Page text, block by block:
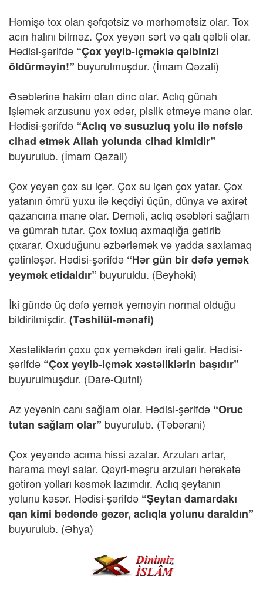
Həmişə tox olan şəfqətsiz və mərhəmətsiz olar. Tox
acın halını bilməz. Çox yeyən sərt və qatı qəlbli olar.
Hədisi-şərifdə “Çox yeyib-içməklə qəlbinizi
öldürməyin!” buyurulmuşdur. (İmam Qəzali)
Əsəblərinə hakim olan dinc olar. Aclıq günah
işləmək arzusunu yox edər, pislik etməyə mane olar.
Hədisi-şərifdə “Aclıq və susuzluq yolu ilə nəfslə
cihad etmək Allah yolunda cihad kimidir”
buyurulub. (İmam Qəzali)
Çox yeyən çox su içər. Çox su içən çox yatar. Çox
yatanın ömrü yuxu ilə keçdiyi üçün, dünya və axirət
qazancına mane olar. Deməli, aclıq əsəbləri sağlam
və gümrah tutar. Çox toxluq axmaqlığa gətirib
çıxarar. Oxuduğunu əzbərləmək və yadda saxlamaq
çətinləşər. Hədisi-şərifdə “Hər gün bir dəfə yemək
yeymək etidaldır” buyuruldu. (Beyhəki)
İki gündə üç dəfə yemək yeməyin normal olduğu
bildirilmişdir. (Təshilül-mənafi)
Xəstəliklərin çoxu çox yeməkdən irəli gəlir. Hədisi-
şərifdə “Çox yeyib-içmək xəstəliklərin başıdır”
buyurulmuşdur. (Darə-Qutni)
Az yeyənin canı sağlam olar. Hədisi-şərifdə “Oruc
tutan sağlam olar” buyurulub. (Təbərani)
Çox yeyəndə acıma hissi azalar. Arzuları artar,
harama meyl salar. Qeyri-məşru arzuları hərəkətə
gətirən yolları kəsmək lazımdır. Aclıq şeytanın
yolunu kəsər. Hədisi-şərifdə “Şeytan damardakı
qan kimi bədəndə gəzər, aclıqla yolunu daraldın”
buyurulub. (Əhya)